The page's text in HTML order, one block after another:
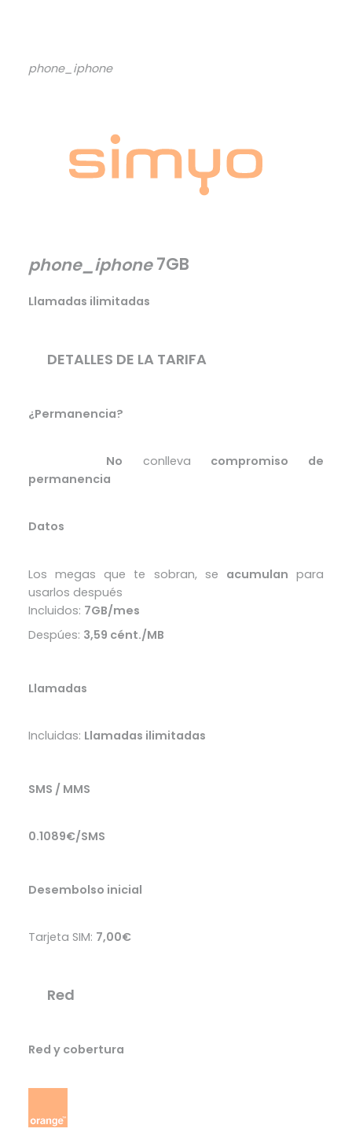
phone_iphone
phone_iphone7GB
Llamadas ilimitadas
DETALLES DE LA TARIFA
¿Permanencia?
No conlleva compromiso de
permanencia
Datos
Los megas que te sobran, se acumulan para
usarlos después
Incluidos: 7GB/mes
Despúes: 3,59 cént./MB
Llamadas
Incluidas: Llamadas ilimitadas
SMS / MMS
0.1089€/SMS
Desembolso inicial
Tarjeta SIM: 7,00€
Red
Red y cobertura